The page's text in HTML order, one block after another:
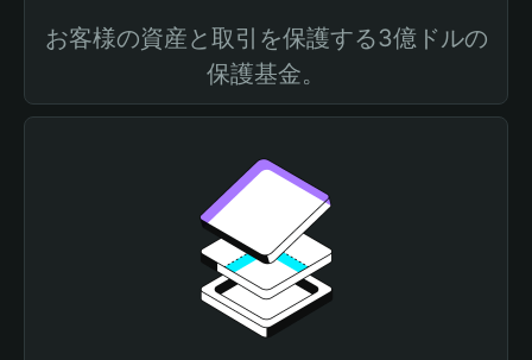
お客様の資産と取引を保護する3億ドルの
保護基金。